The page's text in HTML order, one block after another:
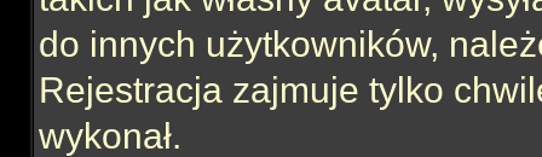
do innych użytkowników,
Rejestracja zajmuje tylko
wykonał.